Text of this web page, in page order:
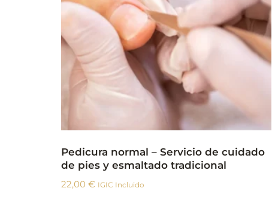
Pedicura normal – Servicio de cuidado
de pies y esmaltado tradicional
22,00 € IGIC Incluido